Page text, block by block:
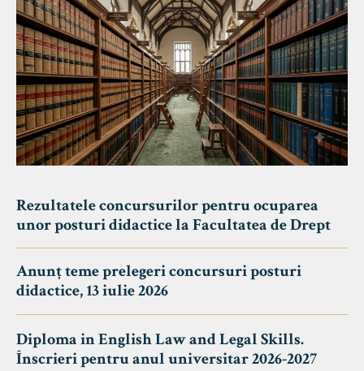
Rezultatele concursurilor pentru ocuparea
unor posturi didactice la Facultatea de Drept
Anunț teme prelegeri concursuri posturi
didactice, 13 iulie 2026
Diploma in English Law and Legal Skills.
Înscrieri pentru anul universitar 2026-2027